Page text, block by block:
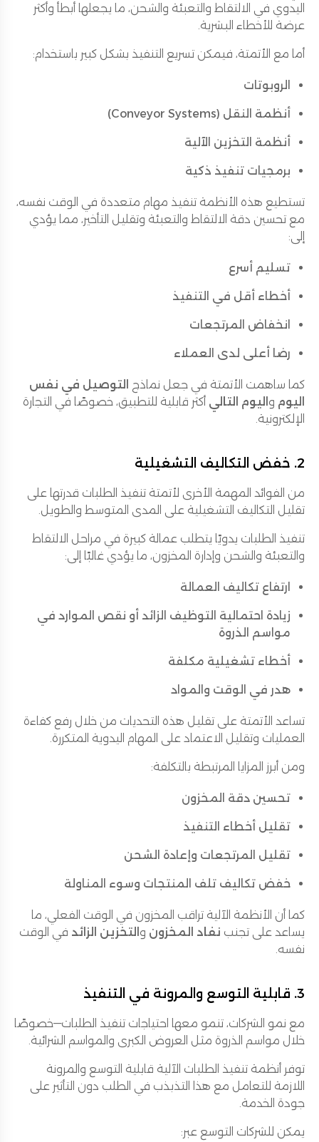
اليدوي في الالتقاط والتعبئة والشحن، ما يجعلها أبطأ وأكثر
عرضة للأخطاء البشرية.
أما مع الأتمتة، فيمكن تسريع التنفيذ بشكل كبير باستخدام:
الروبوتات
أنظمة النقل (Conveyor Systems)
أنظمة التخزين الآلية
برمجيات تنفيذ ذكية
تستطيع هذه الأنظمة تنفيذ مهام متعددة في الوقت نفسه،
مع تحسين دقة الالتقاط والتعبئة وتقليل التأخير، مما يؤدي
إلى:
تسليم أسرع
أخطاء أقل في التنفيذ
انخفاض المرتجعات
رضا أعلى لدى العملاء
كما ساهمت الأتمتة في جعل نماذج
التوصيل في نفس
اليوم و اليوم التالي أكثر قابلية للتطبيق، خصوصًا في التجارة
الإلكترونية.
2. خفض التكاليف التشغيلية
من الفوائد المهمة الأخرى لأتمتة تنفيذ الطلبات قدرتها على
تقليل التكاليف التشغيلية على المدى المتوسط والطويل.
تنفيذ الطلبات يدويًا يتطلب عمالة كبيرة في مراحل الالتقاط
والتعبئة والشحن وإدارة المخزون، ما يؤدي غالبًا إلى:
ارتفاع تكاليف العمالة
زيادة احتمالية التوظيف الزائد أو نقص الموارد في
مواسم الذروة
أخطاء تشغيلية مكلفة
هدر في الوقت والمواد
تساعد الأتمتة على تقليل هذه التحديات من خلال رفع كفاءة
العمليات وتقليل الاعتماد على المهام اليدوية المتكررة.
ومن أبرز المزايا المرتبطة بالتكلفة:
تحسين دقة المخزون
تقليل أخطاء التنفيذ
تقليل المرتجعات وإعادة الشحن
خفض تكاليف تلف المنتجات وسوء المناولة
كما أن الأنظمة الآلية تراقب المخزون في الوقت الفعلي، ما
يساعد على تجنب نفاد المخزون و التخزين الزائد في الوقت
نفسه.
3. قابلية التوسع والمرونة في التنفيذ
مع نمو الشركات، تنمو معها احتياجات تنفيذ الطلبات—خصوصًا
خلال مواسم الذروة مثل العروض الكبرى والمواسم الشرائية.
توفر أنظمة تنفيذ الطلبات الآلية قابلية التوسع والمرونة
اللازمة للتعامل مع هذا التذبذب في الطلب دون التأثير على
جودة الخدمة.
يمكن للشركات التوسع عبر: